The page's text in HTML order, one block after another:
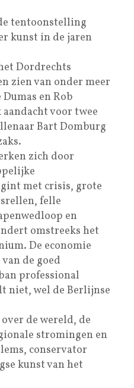
tentoonstelling
kunst in de jaren
Dordrechts
zien van onder meer
en Rob
voor twee
Bart Domburg
zich door
met crisis, grote
felle
en
omstreeks het
De economie
de goed
professional
niet, wel de Berlijnse
de wereld, de
stromingen en
conservator
kunst van het